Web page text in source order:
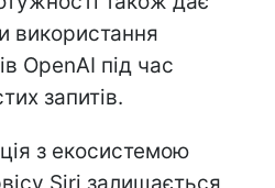
використання
OpenAI під час
запитів.
з екосистемою
Siri залишається